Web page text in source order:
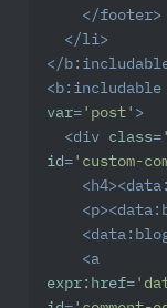
</footer>
</li>
</
<b:includable
var= 'post' >
<div class=
id = 'custom-
< h4><
<p><
<
<a
expr:href=